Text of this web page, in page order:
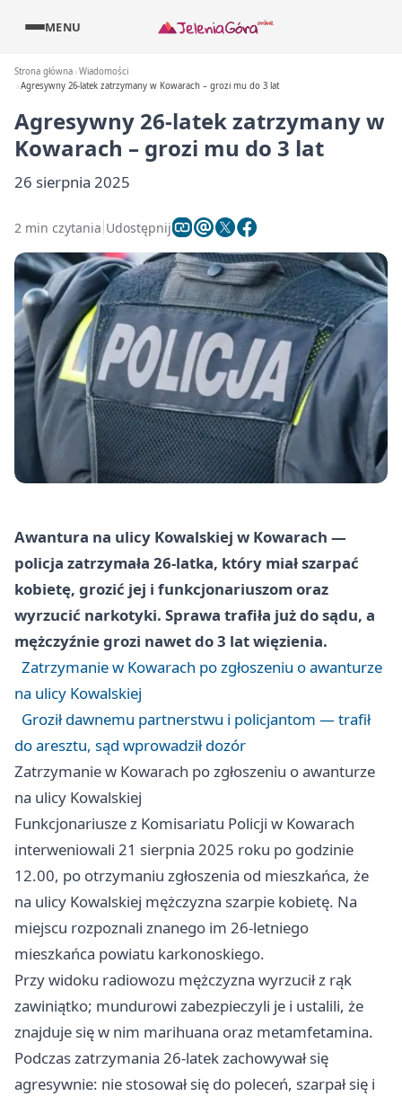
MENU
Strona główna Wiadomości
Agresywny 26-latek zatrzymany w Kowarach – grozi mu do 3 lat
Agresywny 26-latek zatrzymany w
Kowarach – grozi mu do 3 lat
26 sierpnia 2025
2 min czytania Udostępnij
Awantura na ulicy Kowalskiej w Kowarach —
policja zatrzymała 26‑latka, który miał szarpać
kobietę, grozić jej i funkcjonariuszom oraz
wyrzucić narkotyki. Sprawa trafiła już do sądu, a
mężczyźnie grozi nawet do 3 lat więzienia.
Zatrzymanie w Kowarach po zgłoszeniu o awanturze
na ulicy Kowalskiej
Groził dawnemu partnerstwu i policjantom — trafił
do aresztu, sąd wprowadził dozór
Zatrzymanie w Kowarach po zgłoszeniu o awanturze
na ulicy Kowalskiej
Funkcjonariusze z Komisariatu Policji w Kowarach
interweniowali 21 sierpnia 2025 roku po godzinie
12.00, po otrzymaniu zgłoszenia od mieszkańca, że
na ulicy Kowalskiej mężczyzna szarpie kobietę. Na
miejscu rozpoznali znanego im 26‑letniego
mieszkańca powiatu karkonoskiego.
Przy widoku radiowozu mężczyzna wyrzucił z rąk
zawiniątko; mundurowi zabezpieczyli je i ustalili, że
znajduje się w nim marihuana oraz metamfetamina.
Podczas zatrzymania 26‑latek zachowywał się
agresywnie: nie stosował się do poleceń, szarpał się i